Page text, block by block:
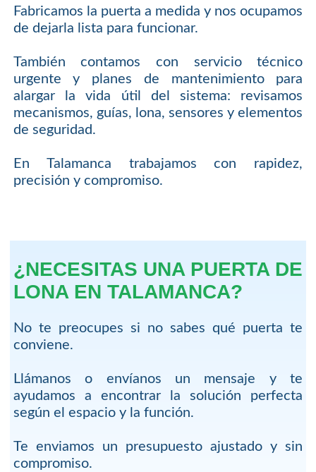
Fabricamos la puerta a medida y nos ocupamos
de dejarla lista para funcionar.
También contamos con servicio técnico
urgente y planes de mantenimiento para
alargar la vida útil del sistema: revisamos
mecanismos, guías, lona, sensores y elementos
de seguridad.
En Talamanca trabajamos con rapidez,
precisión y compromiso.
¿NECESITAS UNA PUERTA DE
LONA EN TALAMANCA?
No te preocupes si no sabes qué puerta te
conviene.
Llámanos o envíanos un mensaje y te
ayudamos a encontrar la solución perfecta
según el espacio y la función.
Te enviamos un presupuesto ajustado y sin
compromiso.